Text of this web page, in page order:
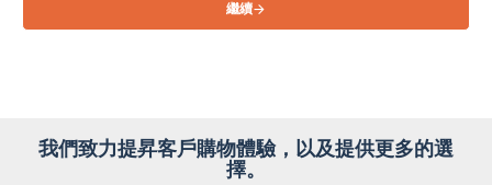
繼續
我們致力提昇客戶購物體驗，以及提供更多的選
擇。